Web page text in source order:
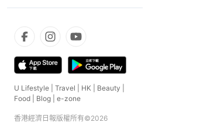
U Lifestyle Travel HK Beauty
Food
Blog e-zone
香港經濟日報版權所有©2026